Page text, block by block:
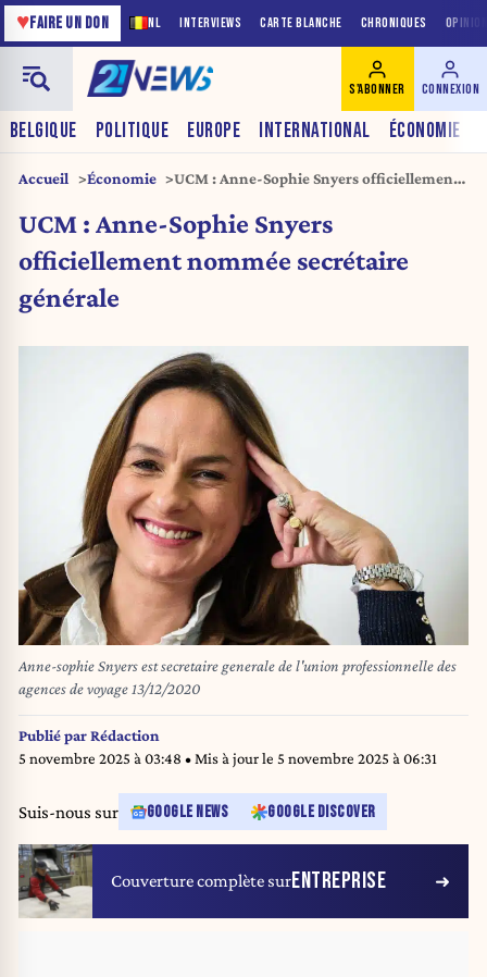
NL INTERVIEWS CARTE BLANCHE CHRONIQUES
♥FAIRE UN DON
BELGIQUE POLITIQUE EUROPE INTERNATIONAL ÉCONOMIE
S'ABONNER CONNEXION
Accueil Économie
UCM : Anne-Sophie Snyers officiellement
UCM : Anne-Sophie Snyers
officiellement nommée secrétaire
générale
Anne-sophie Snyers est secretaire generale de l'union professionnelle des
agences de voyage 13/12/2020
Publié parRédaction
5 novembre 2025 à 03:48 • Mis à jour le 5 novembre 2025 à 06:31
Suis-nous sur GOOGLE NEWS GOOGLE DISCOVER
Couverture complète surENTREPRISE